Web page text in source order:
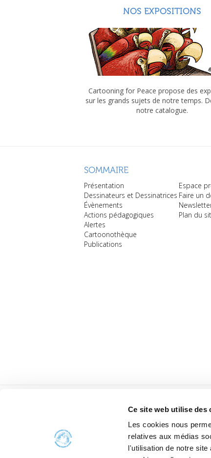
Ce site web utilise des
Les cookies nous
relatives aux médias
l'utilisation de notre
NOS EXPOSITIONS
Cartooning for Peace propose des
sur les grands sujets de notre temps.
notre catalogue.
SOMMAIRE
Présentation
Dessinateurs et Dessinatrices
Évènements
Actions pédagogiques
Alertes
Cartoonothèque
Publications
Espace
Faire un
Plan du